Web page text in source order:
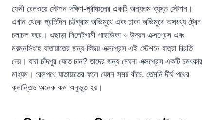
ফেনী রেলওয়ে স্টেশন দক্ষিণ-পূর্বাঞ্চলের একটি অন্যতম ব্যস্ত স্টেশন।
এখান থেকে প্রতিদিন চট্টগ্রাম অভিমুখে এবং ঢাকা অভিমুখে অসংখ্য ট্রেন
চলাচল করে। এছাড়া সিলেটগামী পাহাড়িকা ও উদয়ন এক্সপ্রেস এবং
ময়মনসিংহে যাতায়াতের জন্য বিজয় এক্সপ্রেস এই স্টেশনে যাত্রা বিরতি
দেয়। যারা চাঁদপুর যেতে চান? তাদের জন্য মেঘনা এক্সপ্রেস একটি চমৎকার
মাধ্যম। রেলপথে যাতায়াতের ফলে যেমন সময় বাঁচে, তেমনি দীর্ঘ পথের
ক্লান্তিও অনেক কম অনুভূত হয়।